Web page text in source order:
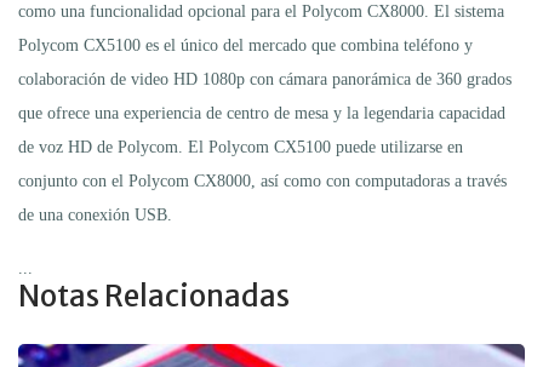
como una funcionalidad opcional para el Polycom CX8000. El sistema
Polycom CX5100 es el único del mercado que combina teléfono y
colaboración de video HD 1080p con cámara panorámica de 360 grados
que ofrece una experiencia de centro de mesa y la legendaria capacidad
de voz HD de Polycom. El Polycom CX5100 puede utilizarse en
conjunto con el Polycom CX8000, así como con computadoras a través
de una conexión USB.
Notas Relacionadas